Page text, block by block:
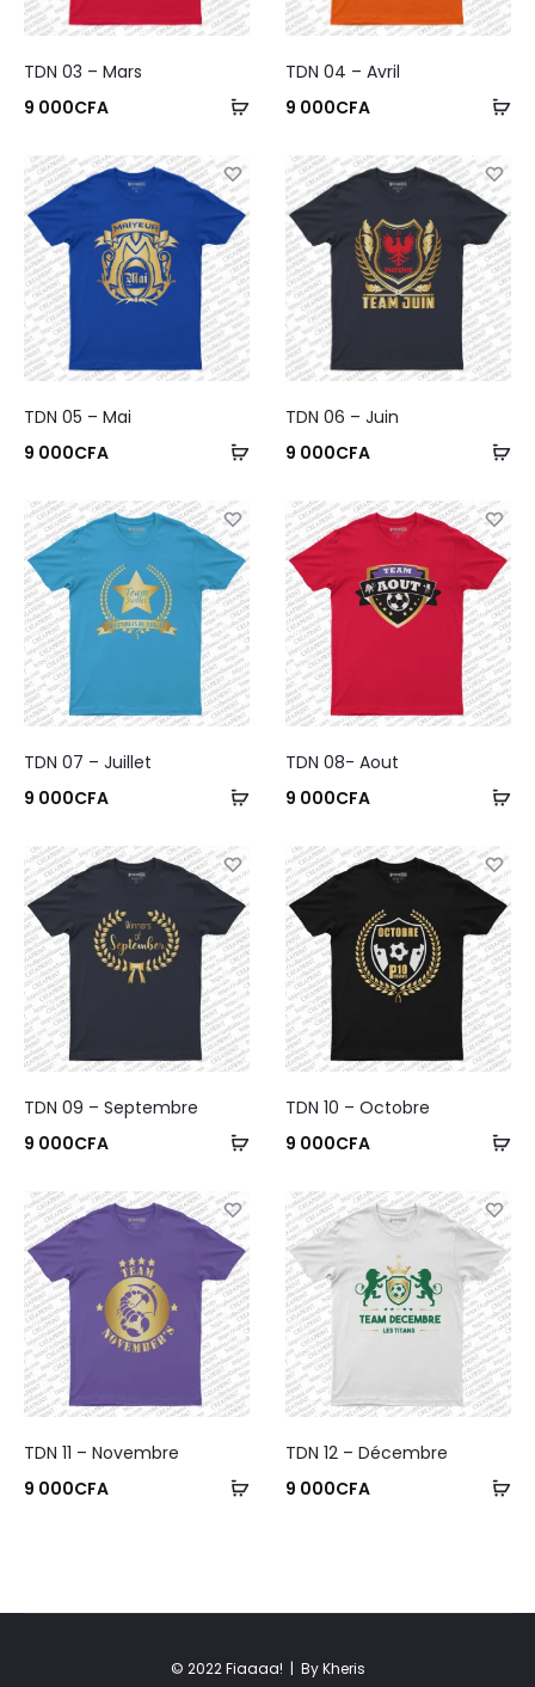
TDN 03 – Mars
9 000CFA
TDN 04 – Avril
9 000CFA
TDN 05 – Mai
9 000CFA
TDN 06 – Juin
9 000CFA
TDN 07 – Juillet
9 000CFA
TDN 08- Aout
9 000CFA
TDN 09 – Septembre
9 000CFA
TDN 10 – Octobre
9 000CFA
TDN 11 – Novembre
9 000CFA
TDN 12 – Décembre
9 000CFA
© 2022 Fiaaaa! | By Kheris